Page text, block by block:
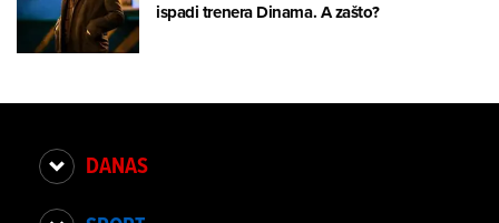
ispadi trenera Dinama. A zašto?
DANAS